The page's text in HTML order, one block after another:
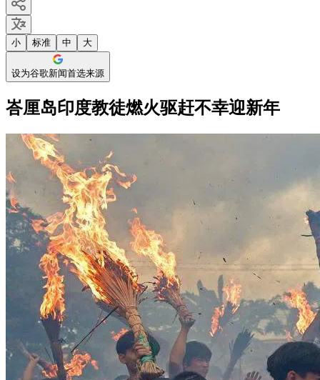
小 标准 中 大
设为谷歌新闻首选来源
峇厘岛印度教徒燃火驱赶不幸迎新年